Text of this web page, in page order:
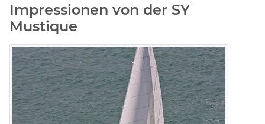
Impressionen von der SY
Mustique